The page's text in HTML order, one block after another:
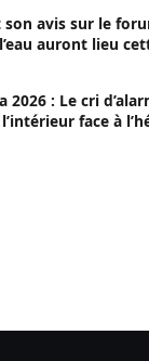
son avis sur le
auront lieu
2026 : Le cri
face à